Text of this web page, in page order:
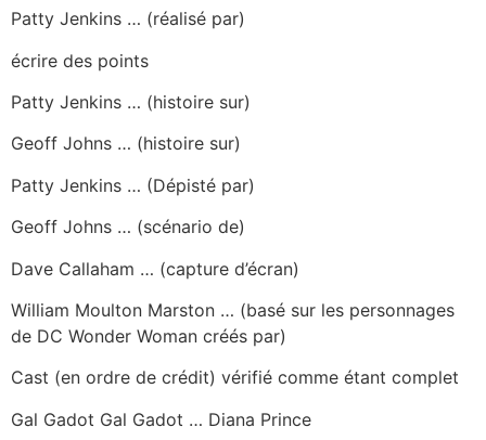
Patty Jenkins … (réalisé par)
écrire des points
Patty Jenkins … (histoire sur)
Geoff Johns … (histoire sur)
Patty Jenkins … (Dépisté par)
Geoff Johns … (scénario de)
Dave Callaham … (capture d’écran)
William Moulton Marston … (basé sur les personnages
de DC Wonder Woman créés par)
Cast (en ordre de crédit) vérifié comme étant complet
Gal Gadot Gal Gadot … Diana Prince